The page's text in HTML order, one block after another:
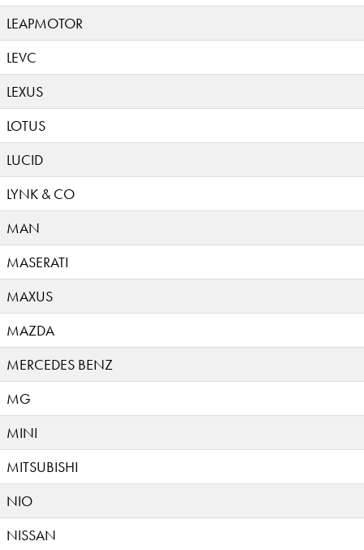
LEAPMOTOR
LEVC
LEXUS
LOTUS
LUCID
LYNK & CO
MAN
MASERATI
MAXUS
MAZDA
MERCEDES BENZ
MG
MINI
MITSUBISHI
NIO
NISSAN